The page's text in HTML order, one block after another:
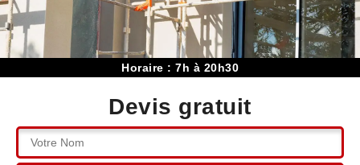
Horaire : 7h à 20h30
Devis gratuit